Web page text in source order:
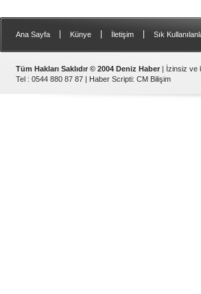
Ana Sayfa Künye İletişim Sık
Tüm Hakları Saklıdır © 2004 Deniz Haber | İzinsiz ve
Tel : 0544 880 87 87 | Haber Scripti: CM Bilişim